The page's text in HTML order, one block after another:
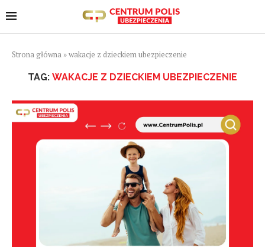
Strona główna »wakacje z dzieckiem ubezpieczenie
TAG: WAKACJE Z DZIECKIEM UBEZPIECZENIE